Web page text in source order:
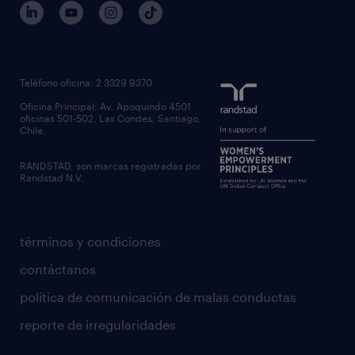
servicios transitorios
executive search
inclusión laboral
contáctanos
regístrate candidato
términos y condiciones
contáctanos
política de comunicación de malas conductas
reporte de irregularidades
Teléfono oficina: 2 3329 9370
Oficina Principal: Av. Apoquindo 4501
oficinas 501-502, Las Condes, Santiago,
Chile.
RANDSTAD, son marcas registradas por
Randstad N.V.